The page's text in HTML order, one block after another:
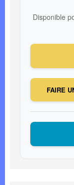
Disponible
FAIRE